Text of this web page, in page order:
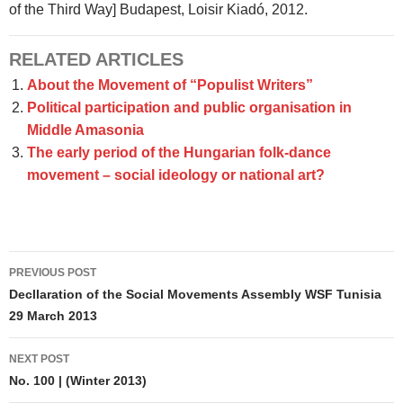
of the Third Way] Budapest, Loisir Kiadó, 2012.
RELATED ARTICLES
About the Movement of “Populist Writers”
Political participation and public organisation in
Middle Amasonia
The early period of the Hungarian folk-dance
movement – social ideology or national art?
Post
navigation
PREVIOUS POST
Decllaration of the Social Movements Assembly WSF Tunisia
29 March 2013
NEXT POST
No. 100 | (Winter 2013)